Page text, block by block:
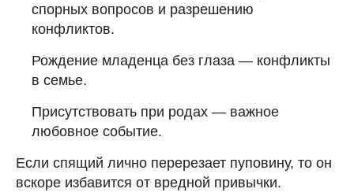
спорных вопросов и разрешению
конфликтов.
Рождение младенца без глаза — конфликты
в семье.
Присутствовать при родах — важное
любовное событие.
Если спящий лично перерезает пуповину, то он
вскоре избавится от вредной привычки.